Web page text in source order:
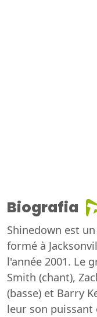
Biografia
Shinedown est
formé à
l'année 2001. Le
Smith (chant),
(basse) et Barry
leur son